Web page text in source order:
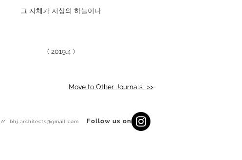
그 자체가 지상의 하늘이다
( 2019.4 )
Move to Other Journals >>
//bhj.architects@gmail.com Follow us on